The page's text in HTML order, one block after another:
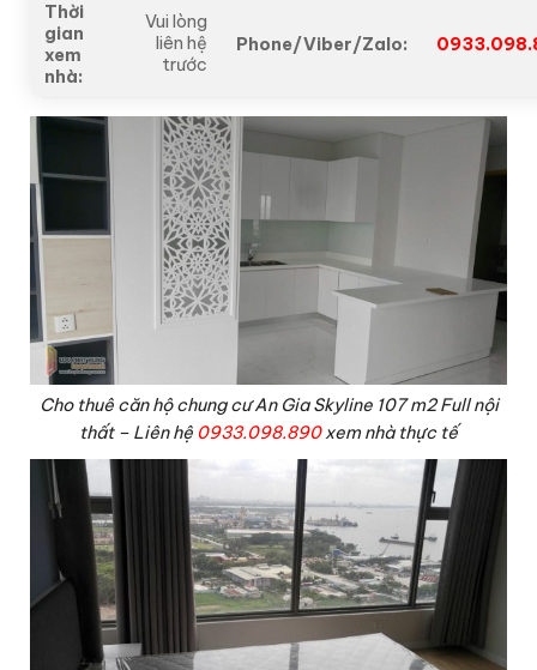
Thời
gian
xem
nhà:
Vui lòng
liên hệ
trước
Phone/Viber/Zalo:
Cho thuê căn hộ chung cư An Gia Skyline 107 m2 Full nội
thất – Liên hệ 0933.098.890xem nhà thực tế